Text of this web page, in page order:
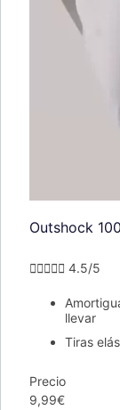
Outshock 100
 4.5/5
llevar
Tiras
Precio
9,99€